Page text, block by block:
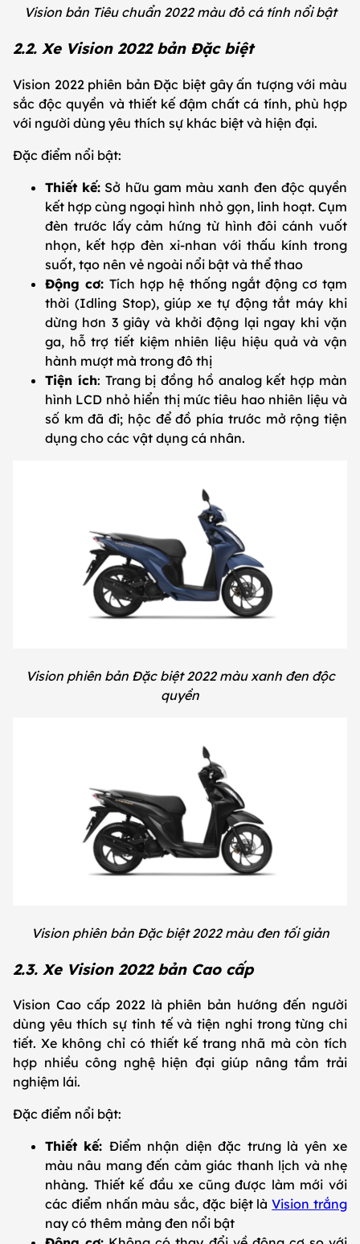
Vision bản Tiêu chuẩn 2022 màu đỏ cá tính nổi bật
2.2. Xe Vision 2022 bản Đặc biệt
Vision 2022 phiên bản Đặc biệt gây ấn tượng với màu
sắc độc quyền và thiết kế đậm chất cá tính, phù hợp
với người dùng yêu thích sự khác biệt và hiện đại.
Đặc điểm nổi bật:
Thiết kế: Sở hữu gam màu xanh đen độc quyền
kết hợp cùng ngoại hình nhỏ gọn, linh hoạt. Cụm
đèn trước lấy cảm hứng từ hình đôi cánh vuốt
nhọn, kết hợp đèn xi-nhan với thấu kính trong
suốt, tạo nên vẻ ngoài nổi bật và thể thao
Động cơ:Tích hợp hệ thống ngắt động cơ tạm
thời (Idling Stop), giúp xe tự động tắt máy khi
dừng hơn 3 giây và khởi động lại ngay khi vặn
ga, hỗ trợ tiết kiệm nhiên liệu hiệu quả và vận
hành mượt mà trong đô thị
Tiện ích: Trang bị đồng hồ analog kết hợp màn
hình LCD nhỏ hiển thị mức tiêu hao nhiên liệu và
số km đã đi; hộc để đồ phía trước mở rộng tiện
dụng cho các vật dụng cá nhân.
Vision phiên bản Đặc biệt 2022 màu xanh đen độc
quyền
Vision phiên bản Đặc biệt 2022 màu đen tối giản
2.3. Xe Vision 2022 bản Cao cấp
Vision Cao cấp 2022 là phiên bản hướng đến người
dùng yêu thích sự tinh tế và tiện nghi trong từng chi
tiết. Xe không chỉ có thiết kế trang nhã mà còn tích
hợp nhiều công nghệ hiện đại giúp nâng tầm trải
nghiệm lái.
Đặc điểm nổi bật:
Thiết kế: Điểm nhận diện đặc trưng là yên xe
màu nâu mang đến cảm giác thanh lịch và nhẹ
nhàng. Thiết kế đầu xe cũng được làm mới với
các điểm nhấn màu sắc, đặc biệt làVision trắng
nay có thêm mảng đen nổi bật